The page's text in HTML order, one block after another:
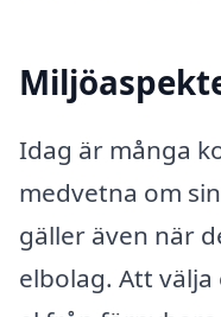
Idag är många
medvetna om
gäller även när
elbolag. Att